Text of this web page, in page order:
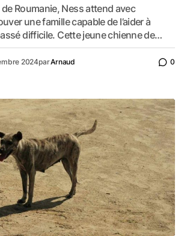
Roumanie, Ness attend avec
une famille capable de l’aider à
difficile. Cette jeune chienne de…
2024parArnaud 0